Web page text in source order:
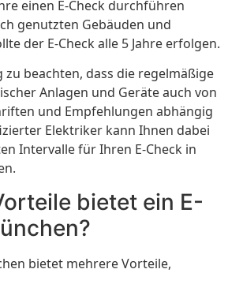
einen E-Check durchführen
genutzten Gebäuden und
der E-Check alle 5 Jahre erfolgen.
zu beachten, dass die regelmäßige
Anlagen und Geräte auch von
und Empfehlungen abhängig
Elektriker kann Ihnen dabei
Intervalle für Ihren E-Check in
bietet ein E-
bietet mehrere Vorteile,